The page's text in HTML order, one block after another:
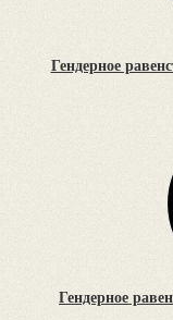
Гендерное
Гендерное